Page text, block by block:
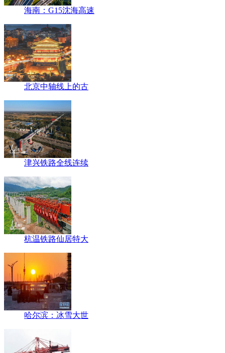
海南：G15沈海高速
北京中轴线上的古
津兴铁路全线连续
杭温铁路仙居特大
哈尔滨：冰雪大世